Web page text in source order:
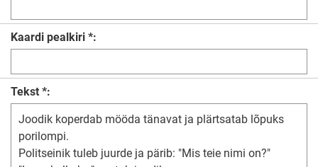
Kaardi pealkiri *:
Tekst *: